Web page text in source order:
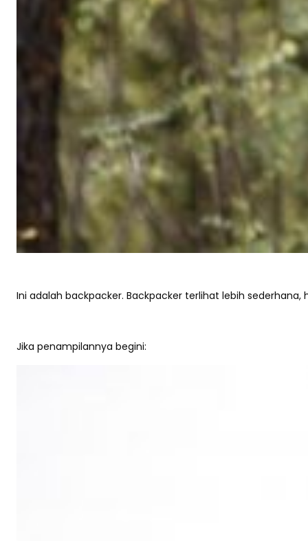
Ini adalah backpacker. Backpacker terlihat lebih
Jika penampilannya begini: